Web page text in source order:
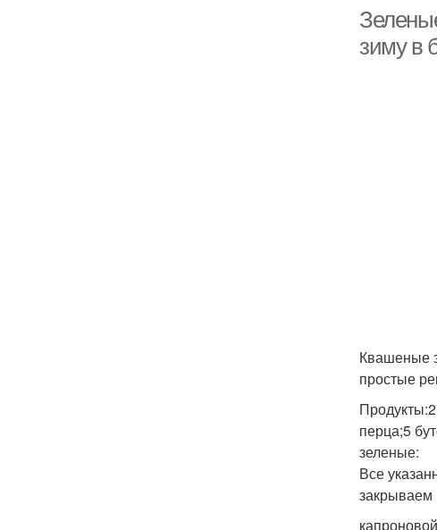
зиму в
Квашеные
простые
перца;5
зеленые:
Все
закрываем